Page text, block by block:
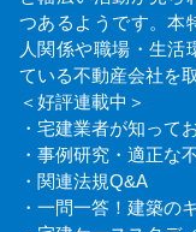
つあるようです。本
人関係や職場・生活
ている不動産会社を
＜好評連載中＞
・宅建業者が知って
・事例研究・適正な
・関連法規Q&A
・一問一答！建築の